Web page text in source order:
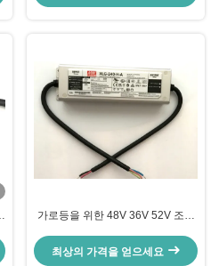
가로등을 위한 48V 36V 52V 조정
240W 쇼트 회로 보호
최상의 가격을 얻으세요